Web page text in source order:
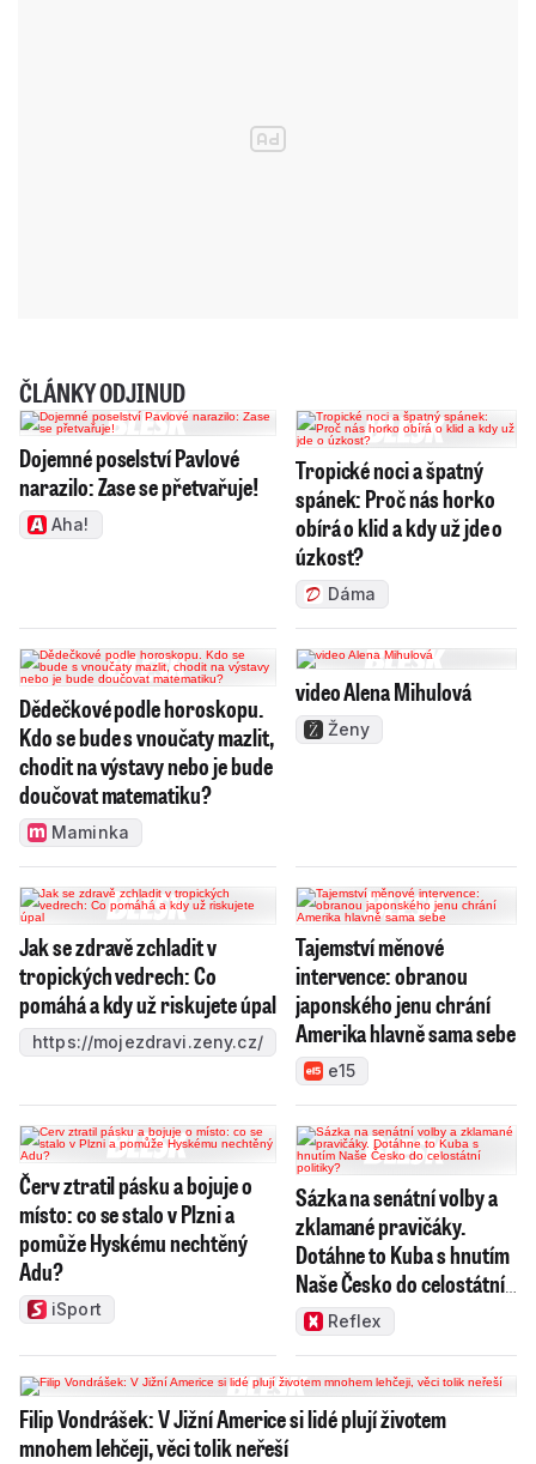
ČLÁNKY ODJINUD
Dojemné poselství Pavlové
narazilo: Zase se přetvařuje!
Aha!
Tropické noci a špatný
spánek: Proč nás horko
obírá o klid a kdy už jde o
úzkost?
Dáma
Dědečkové podle horoskopu.
Kdo se bude s vnoučaty mazlit,
chodit na výstavy nebo je bude
doučovat matematiku?
Maminka
video Alena Mihulová
Ženy
Jak se zdravě zchladit v
tropických vedrech: Co
pomáhá a kdy už riskujete úpal
https://mojezdravi.zeny.cz/
Tajemství měnové
intervence: obranou
japonského jenu chrání
Amerika hlavně sama sebe
e15
Červ ztratil pásku a bojuje o
místo: co se stalo v Plzni a
pomůže Hyskému nechtěný
Adu?
iSport
Sázka na senátní volby a
zklamané pravičáky.
Dotáhne to Kuba s hnutím
Naše Česko do celostátní
politiky?
Reflex
Filip Vondrášek: V Jižní Americe si lidé plují životem
mnohem lehčeji, věci tolik neřeší